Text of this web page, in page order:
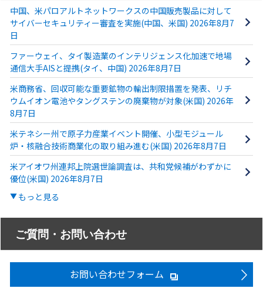
中国、米パロアルトネットワークスの中国販売製品に対して
サイバーセキュリティー審査を実施(中国、米国) 2026年8月7
日
ファーウェイ、タイ製造業のインテリジェンス化加速で地場
通信大手AISと提携(タイ、中国) 2026年8月7日
米商務省、回収可能な重要鉱物の輸出制限措置を発表、リチ
ウムイオン電池やタングステンの廃棄物が対象(米国) 2026年
8月7日
米テネシー州で原子力産業イベント開催、小型モジュール
炉・核融合技術商業化の取り組み進む(米国) 2026年8月7日
米アイオワ州連邦上院選世論調査は、共和党候補がわずかに
優位(米国) 2026年8月7日
もっと見る
ご質問・お問い合わせ
お問い合わせフォーム